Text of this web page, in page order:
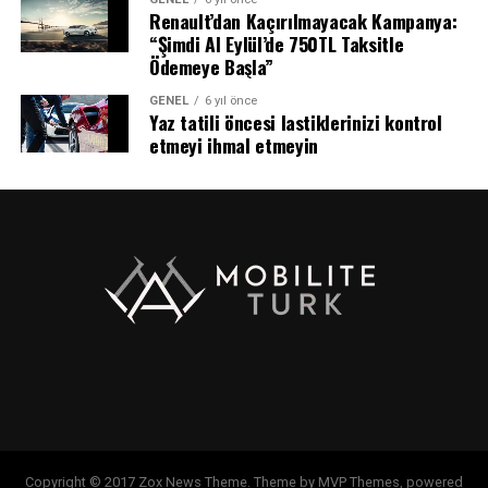
Renault’dan Kaçırılmayacak Kampanya:
“Şimdi Al Eylül’de 750TL Taksitle
Ödemeye Başla”
GENEL 6 yıl önce
Yaz tatili öncesi lastiklerinizi kontrol
etmeyi ihmal etmeyin
Copyright © 2017 Zox News Theme. Theme by MVP Themes, powered